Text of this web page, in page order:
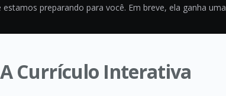
preparando para você. Em breve, ela ganha
Currículo Interativa